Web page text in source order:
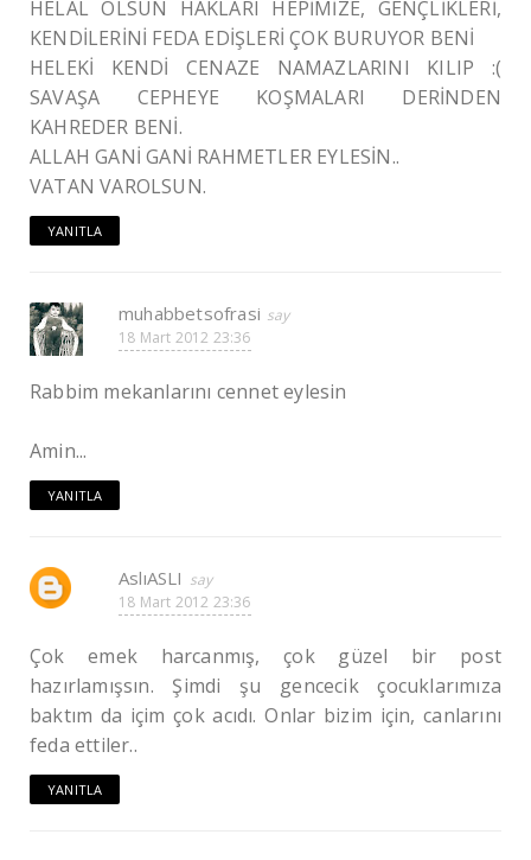
HELAL OLSUN HAKLARI HEPİMİZE, GENÇLİKLERİ,
KENDİLERİNİ FEDA EDİŞLERİ ÇOK BURUYOR BENİ
HELEKİ KENDİ CENAZE NAMAZLARINI KILIP :(
SAVAŞA CEPHEYE KOŞMALARI DERİNDEN
KAHREDER BENİ.
ALLAH GANİ GANİ RAHMETLER EYLESİN..
VATAN VAROLSUN.
YANITLA
muhabbetsofrasi
18 Mart 2012 23:36
Rabbim mekanlarını cennet eylesin
Amin...
YANITLA
AslıASLI
18 Mart 2012 23:36
Çok emek harcanmış, çok güzel bir post
hazırlamışsın. Şimdi şu gencecik çocuklarımıza
baktım da içim çok acıdı. Onlar bizim için, canlarını
feda ettiler..
YANITLA